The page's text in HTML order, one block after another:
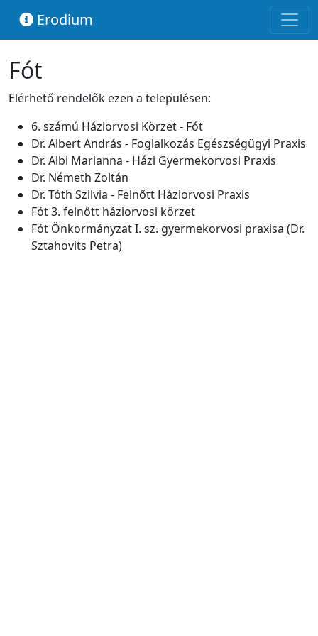
Erodium
Fót
Elérhető rendelők ezen a településen:
6. számú Háziorvosi Körzet - Fót
Dr. Albert András - Foglalkozás Egészségügyi Praxis
Dr. Albi Marianna - Házi Gyermekorvosi Praxis
Dr. Németh Zoltán
Dr. Tóth Szilvia - Felnőtt Háziorvosi Praxis
Fót 3. felnőtt háziorvosi körzet
Fót Önkormányzat I. sz. gyermekorvosi praxisa (Dr.
Sztahovits Petra)